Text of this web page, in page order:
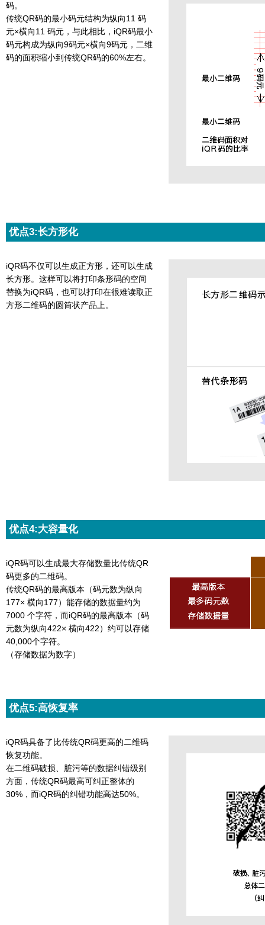
码。
传统QR码的最小码元结构为纵向11 码
元×横向11 码元，与此相比，iQR码最小
码元构成为纵向9码元×横向9码元，二维
码的面积缩小到传统QR码的60%左右。
优点3:长方形化
iQR码不仅可以生成正方形，还可以生成
长方形。这样可以将打印条形码的空间
替换为iQR码，也可以打印在很难读取正
方形二维码的圆筒状产品上。
优点4:大容量化
iQR码可以生成最大存储数量比传统QR
码更多的二维码。
传统QR码的最高版本（码元数为纵向
177× 横向177）能存储的数据量约为
7000 个字符，而iQR码的最高版本（码
元数为纵向422× 横向422）约可以存储
40,000个字符。
（存储数据为数字）
优点5:高恢复率
iQR码具备了比传统QR码更高的二维码
恢复功能。
在二维码破损、脏污等的数据纠错级别
方面，传统QR码最高可纠正整体的
30%，而iQR码的纠错功能高达50%。